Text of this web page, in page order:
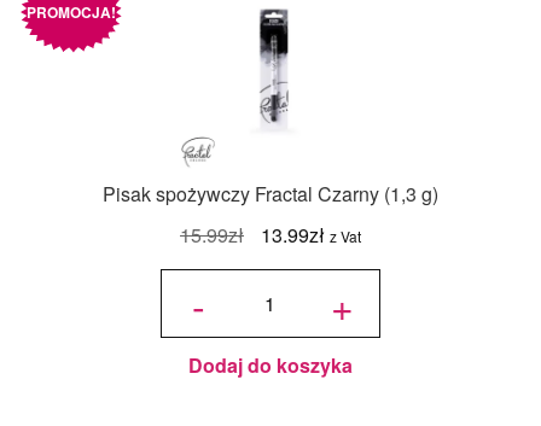
Pisak spożywczy Fractal Czarny (1,3 g)
PROMOCJA!
15.99zł
Pierwotna
cena
wynosiła:
13.99złAktualna
cena
13.99zł.
z Vat
-
ilość Pisak
Czarny
(1,3 g) +
Dodaj do koszyka